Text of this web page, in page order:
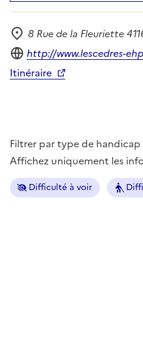
Adresse
8 Rue de la Fleuriette
Site internet
http://www.lescedres-
Itinéraire
Filtrer par type de handicap
Affichez uniquement les
Difficulté à voir